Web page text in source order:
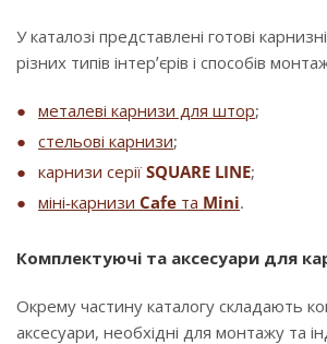
У каталозі представлені готові
різних типів інтер’єрів і способів
металеві карнизи для штор;
стельові карнизи;
карнизи серії SQUARE LINE;
міні-карнизи Cafe та Mini.
Комплектуючі та аксесуари для
Окрему частину каталогу складають
аксесуари, необхідні для монтажу та